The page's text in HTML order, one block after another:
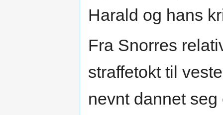
Harald og hans
Fra Snorres
straffetokt til
nevnt dannet